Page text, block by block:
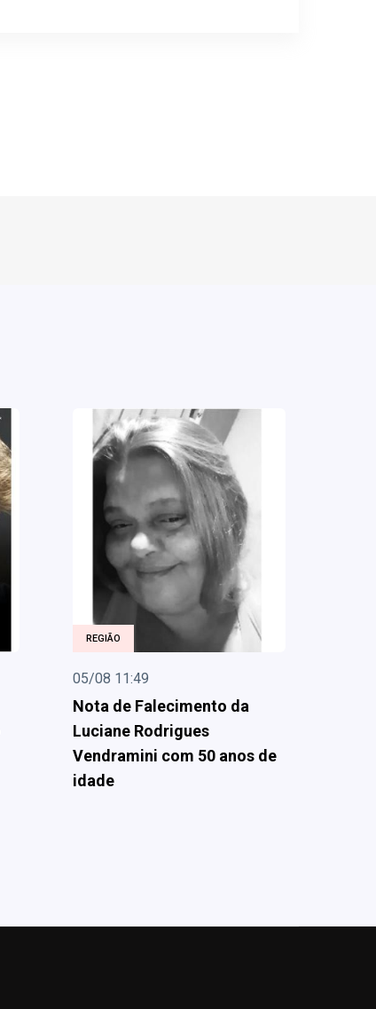
REGIÃO
05/08 11:49
Nota de Falecimento da
Luciane Rodrigues
Vendramini com 50 anos de
idade